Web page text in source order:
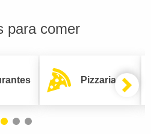
para comer
Pizzarias